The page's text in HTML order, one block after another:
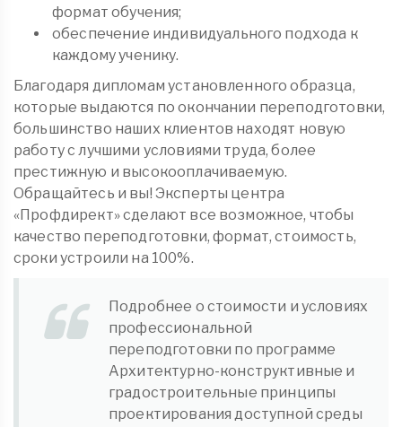
формат обучения;
обеспечение индивидуального подхода к
каждому ученику.
Благодаря дипломам установленного образца,
которые выдаются по окончании переподготовки,
большинство наших клиентов находят новую
работу с лучшими условиями труда, более
престижную и высокооплачиваемую.
Обращайтесь и вы! Эксперты центра
«Профдирект» сделают все возможное, чтобы
качество переподготовки, формат, стоимость,
сроки устроили на 100%.
Подробнее о стоимости и условиях
профессиональной
переподготовки по программе
Архитектурно-конструктивные и
градостроительные принципы
проектирования доступной среды